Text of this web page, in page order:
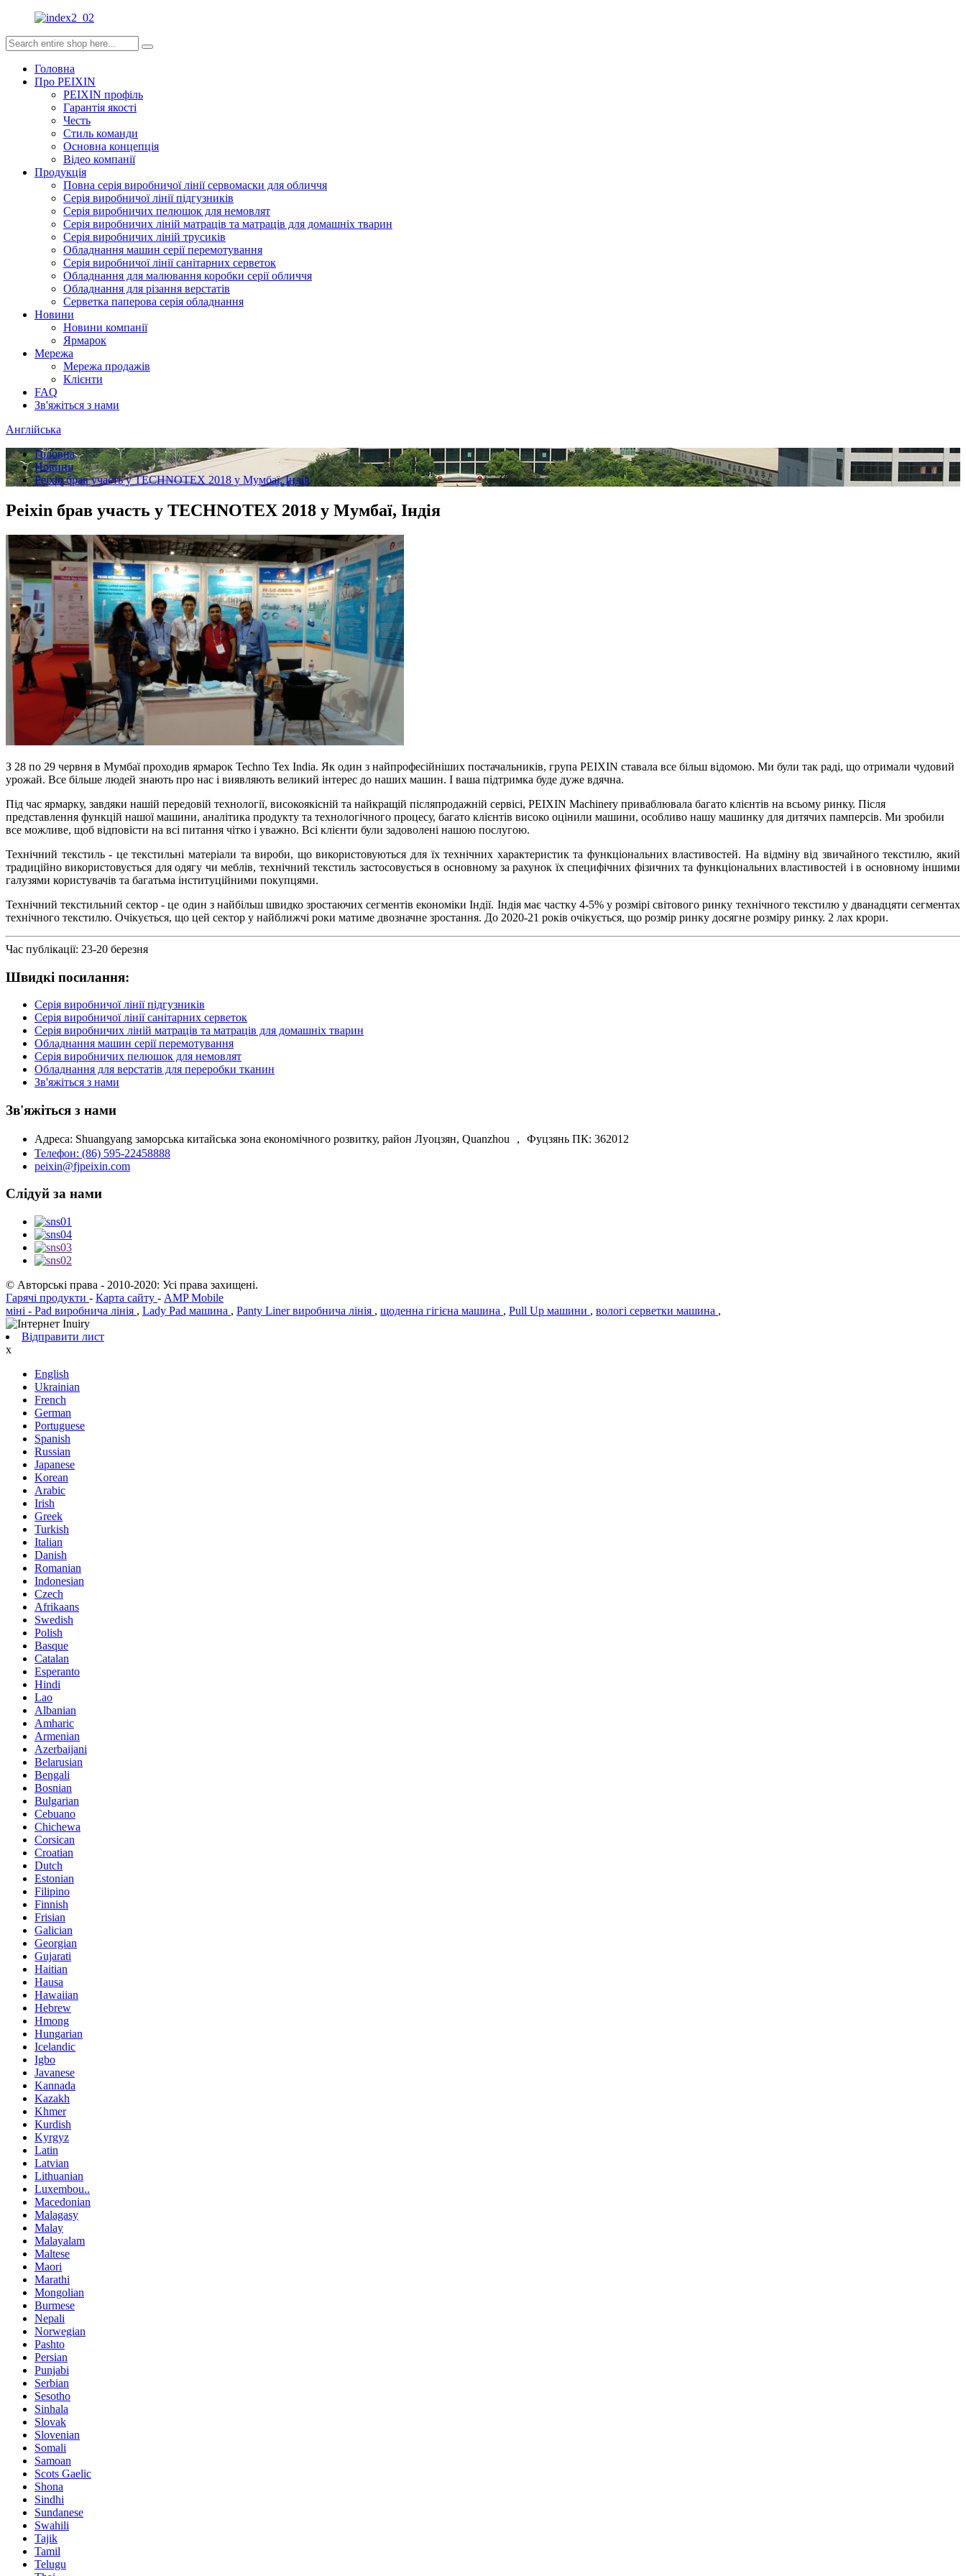
Головна
Про PEIXIN
PEIXIN профіль
Гарантія якості
Честь
Стиль команди
Основна концепція
Відео компанії
Продукція
Повна серія виробничої лінії сервомаски для обличчя
Серія виробничої лінії підгузників
Серія виробничих пелюшок для немовлят
Серія виробничих ліній матраців та матраців для домашніх тварин
Серія виробничих ліній трусиків
Обладнання машин серії перемотування
Серія виробничої лінії санітарних серветок
Обладнання для малювання коробки серії обличчя
Обладнання для різання верстатів
Серветка паперова серія обладнання
Новини
Новини компанії
Ярмарок
Мережа
Мережа продажів
Клієнти
FAQ
Зв'яжіться з нами
Англійська
Головна
Новини
Peixin брав участь у TECHNOTEX 2018 у Мумбаї, Індія
Peixin брав участь у TECHNOTEX 2018 у Мумбаї, Індія
З 28 по 29 червня в Мумбаї проходив ярмарок Techno Tex India. Як один з найпрофесійніших постачальників, група PEIXIN ставала все більш відомою. Ми були так раді, що отримали чудовий
урожай. Все більше людей знають про нас і виявляють великий інтерес до наших машин. І ваша підтримка буде дуже вдячна.
Під час ярмарку, завдяки нашій передовій технології, високоякісній та найкращій післяпродажній сервісі, PEIXIN Machinery приваблювала багато клієнтів на всьому ринку. Після
представлення функцій нашої машини, аналітика продукту та технологічного процесу, багато клієнтів високо оцінили машини, особливо нашу машинку для дитячих памперсів. Ми зробили
все можливе, щоб відповісти на всі питання чітко і уважно. Всі клієнти були задоволені нашою послугою.
Технічний текстиль - це текстильні матеріали та вироби, що використовуються для їх технічних характеристик та функціональних властивостей. На відміну від звичайного текстилю, який
традиційно використовується для одягу чи меблів, технічний текстиль застосовується в основному за рахунок їх специфічних фізичних та функціональних властивостей і в основному іншими
галузями користувачів та багатьма інституційними покупцями.
Технічний текстильний сектор - це один з найбільш швидко зростаючих сегментів економіки Індії. Індія має частку 4-5% у розмірі світового ринку технічного текстилю у дванадцяти сегментах
технічного текстилю. Очікується, що цей сектор у найближчі роки матиме двозначне зростання. До 2020-21 років очікується, що розмір ринку досягне розміру ринку. 2 лах крори.
Час публікації: 23-20 березня
Швидкі посилання:
Серія виробничої лінії підгузників
Серія виробничої лінії санітарних серветок
Серія виробничих ліній матраців та матраців для домашніх тварин
Обладнання машин серії перемотування
Серія виробничих пелюшок для немовлят
Обладнання для верстатів для переробки тканин
Зв'яжіться з нами
Зв'яжіться з нами
Адреса: Shuangyang заморська китайська зона економічного розвитку, район Луоцзян, Quanzhou ， Фуцзянь ПК: 362012
Телефон: (86) 595-22458888
peixin@fjpeixin.com
Слідуй за нами
© Авторські права - 2010-2020: Усі права захищені.
Гарячі продукти - Карта сайту - AMP Mobile
міні - Pad виробнича лінія , Lady Pad машина , Panty Liner виробнича лінія , щоденна гігієна машина , Pull Up машини , вологі серветки машина ,
Відправити лист
х
English
Ukrainian
French
German
Portuguese
Spanish
Russian
Japanese
Korean
Arabic
Irish
Greek
Turkish
Italian
Danish
Romanian
Indonesian
Czech
Afrikaans
Swedish
Polish
Basque
Catalan
Esperanto
Hindi
Lao
Albanian
Amharic
Armenian
Azerbaijani
Belarusian
Bengali
Bosnian
Bulgarian
Cebuano
Chichewa
Corsican
Croatian
Dutch
Estonian
Filipino
Finnish
Frisian
Galician
Georgian
Gujarati
Haitian
Hausa
Hawaiian
Hebrew
Hmong
Hungarian
Icelandic
Igbo
Javanese
Kannada
Kazakh
Khmer
Kurdish
Kyrgyz
Latin
Latvian
Lithuanian
Luxembou..
Macedonian
Malagasy
Malay
Malayalam
Maltese
Maori
Marathi
Mongolian
Burmese
Nepali
Norwegian
Pashto
Persian
Punjabi
Serbian
Sesotho
Sinhala
Slovak
Slovenian
Somali
Samoan
Scots Gaelic
Shona
Sindhi
Sundanese
Swahili
Tajik
Tamil
Telugu